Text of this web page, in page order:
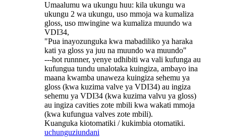
Umaalumu wa ukungu huu: kila ukungu wa
ukungu 2 wa ukungu, uso mmoja wa kumaliza
gloss, uso mwingine wa kumaliza muundo wa
VDI34,
"Pua inayozunguka kwa mabadiliko ya haraka
kati ya gloss ya juu na muundo wa muundo"
---hot runnner, yenye udhibiti wa vali kufunga au
kufungua tundu unalotaka kuingiza, ambayo ina
maana kwamba unaweza kuingiza sehemu ya
gloss (kwa kuzima valve ya VDI34) au ingiza
sehemu ya VDI34 (kwa kuzima valvu ya gloss)
au ingiza cavities zote mbili kwa wakati mmoja
(kwa kufungua valves zote mbili).
Kuanguka kiotomatiki / kukimbia otomatiki.
uchunguziundani